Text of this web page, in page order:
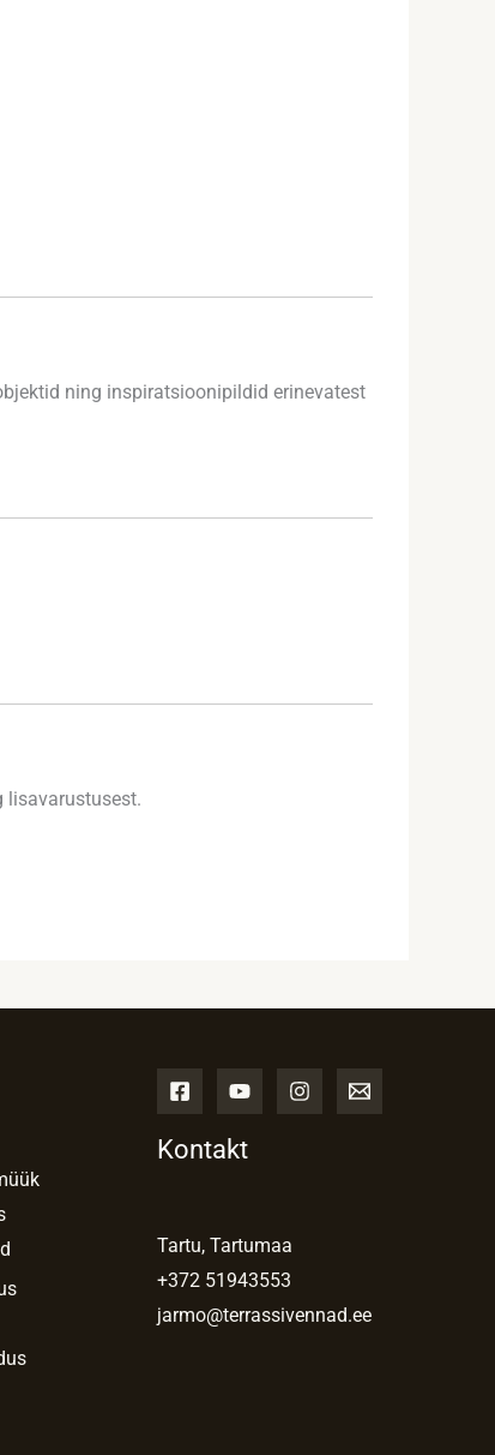
ning inspiratsioonipildid erinevatest
lisavarustusest.
Kontakt
Tartu, Tartumaa
+372 51943553
jarmo@terrassivennad.ee